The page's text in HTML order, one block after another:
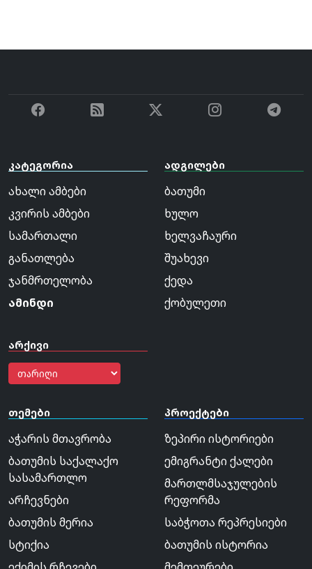
კატეგორია
ახალი ამბები
კვირის ამბები
სამართალი
განათლება
ჯანმრთელობა
ამინდი
არქივი
ადგილები
ბათუმი
ხულო
ხელვაჩაური
შუახევი
ქედა
ქობულეთი
თემები
აჭარის მთავრობა
ბათუმის საქალაქო
სასამართლო
არჩევნები
ბათუმის მერია
სტიქია
პროექტები
ზეპირი ისტორიები
ემიგრანტი ქალები
მართლმსაჯულების
რეფორმა
საბჭოთა რეპრესიები
ბათუმის ისტორია